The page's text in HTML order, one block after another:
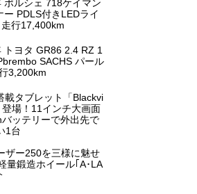
ポルシェ 718ケイマン
ー PDLS付きLEDライ
走行17,400km
トヨタ GR86 2.4 RZ 1
SACHS パール
3,200km
載タブレット「Blackvi
場！11インチ大画面
ッテリーで外出先で
1台
ザー250を三様に魅せ
量鍛造ホイール｢A･LA